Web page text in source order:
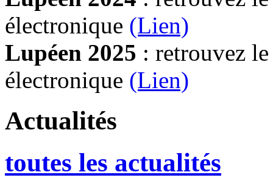
électronique (Lien)
Lupéen 2025 : retrouvez
électronique (Lien)
Actualités
toutes les actualités